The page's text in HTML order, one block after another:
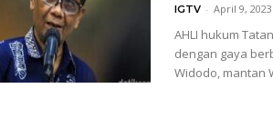
IGTV - April 9, 2023
AHLI hukum
dengan gaya
Widodo, mantan